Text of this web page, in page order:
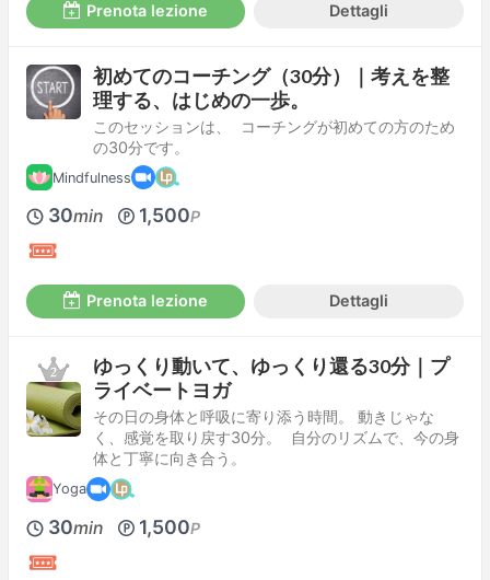
Prenota lezione Dettagli
初めてのコーチング（30分）｜考えを整
理する、はじめの一歩。
このセッションは、 コーチングが初めての方のため
の30分です。
Mindfulness
30min 1,500P
Prenota lezione Dettagli
ゆっくり動いて、ゆっくり還る30分｜プ
ライベートヨガ
その日の身体と呼吸に寄り添う時間。 動きじゃな
く、感覚を取り戻す30分。 自分のリズムで、今の身
体と丁寧に向き合う。
Yoga
30min 1,500P